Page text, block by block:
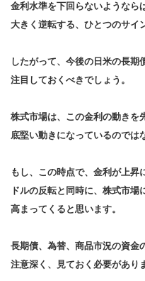
金利水準を下回らないようなら
大きく逆転する、ひとつのサイ
したがって、今後の日米の長期
注目しておくべきでしょう。
株式市場は、この金利の動きを
底堅い動きになっているのでは
もし、この時点で、金利が上昇
ドルの反転と同時に、株式市場
高まってくると思います。
長期債、為替、商品市況の資金
注意深く、見ておく必要があり